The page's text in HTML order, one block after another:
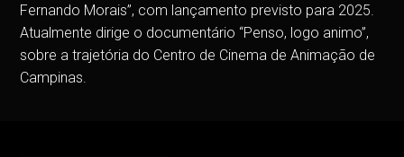
Fernando Morais”, com lançamento previsto para 2025.
Atualmente dirige o documentário “Penso, logo animo”,
sobre a trajetória do Centro de Cinema de Animação de
Campinas.